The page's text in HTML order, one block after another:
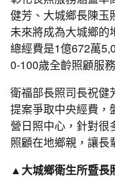
健芳、大城鄉長陳玉
未來將成為大城鄉的
總經費是1億672萬
0-100歲全齡照顧服
衛福部長照司長祝健
提案爭取中央經費，
營日照中心，針對
照顧在地鄉親，讓長
▲大城鄉衛生所暨長